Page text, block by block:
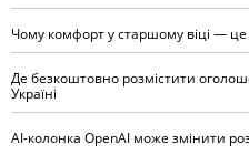
Чому комфорт у старшому віці — це
Де безкоштовно розмістити
Україні
AI-колонка OpenAI може змінити